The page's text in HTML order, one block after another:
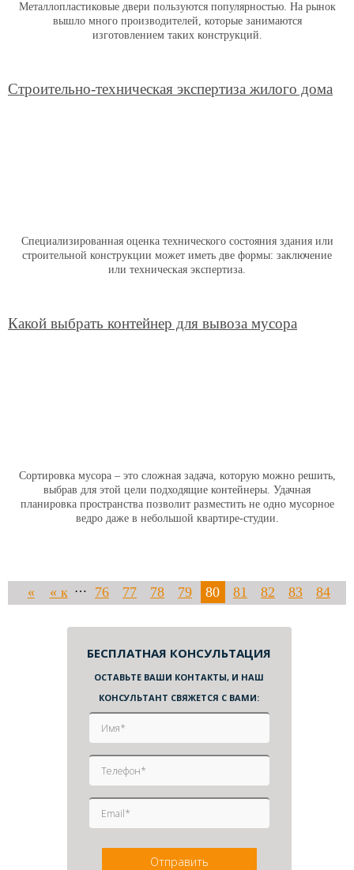
Металлопластиковые двери пользуются популярностью. На рынок
вышло много производителей, которые занимаются
изготовлением таких конструкций.
Строительно-техническая экспертиза жилого дома
Специализированная оценка технического состояния здания или
строительной конструкции может иметь две формы: заключение
или техническая экспертиза.
Какой выбрать контейнер для вывоза мусора
Сортировка мусора – это сложная задача, которую можно решить,
выбрав для этой цели подходящие контейнеры. Удачная
планировка пространства позволит разместить не одно мусорное
ведро даже в небольшой квартире-студии.
«
« к … 76 77 78 79 80 81 82 83 84
100 110 120 130 140 150 160
220 230 240 250 260 270
330 340 350 360 370 380 390 400
550 560
в
»
вперед »
БЕСПЛАТНАЯ КОНСУЛЬТАЦИЯ
ОСТАВЬТЕ ВАШИ КОНТАКТЫ, И НАШ
КОНСУЛЬТАНТ СВЯЖЕТСЯ С ВАМИ:
Отправить